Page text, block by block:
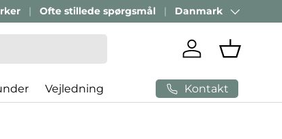
Ofte stillede spørgsmål Land/Region
Danmark
Log ind
Vejledning Kontakt